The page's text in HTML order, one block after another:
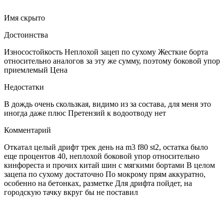
Имя скрыто
Достоинства
Износостойкость Неплохой зацеп по сухому Жесткие борта
относительно аналогов за эту же сумму, поэтому боковой упор
приемлемый Цена
Недостатки
В дождь очень скользкая, видимо из за состава, для меня это
иногда даже плюс Претензий к водоотводу нет
Комментарий
Откатал целый дрифт трек день на m3 f80 st2, остатка было
еще процентов 40, неплохой боковой упор относительно
кинфореста и прочих китай шин с мягкими бортами В целом
зацепа по сухому достаточно По мокрому прям аккуратно,
особенно на бетонках, разметке Для дрифта пойдет, на
городскую тачку вкруг бы не поставил